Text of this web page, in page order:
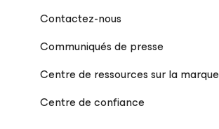
Contactez-nous
Communiqués de presse
Centre de ressources sur la marque
Centre de confiance